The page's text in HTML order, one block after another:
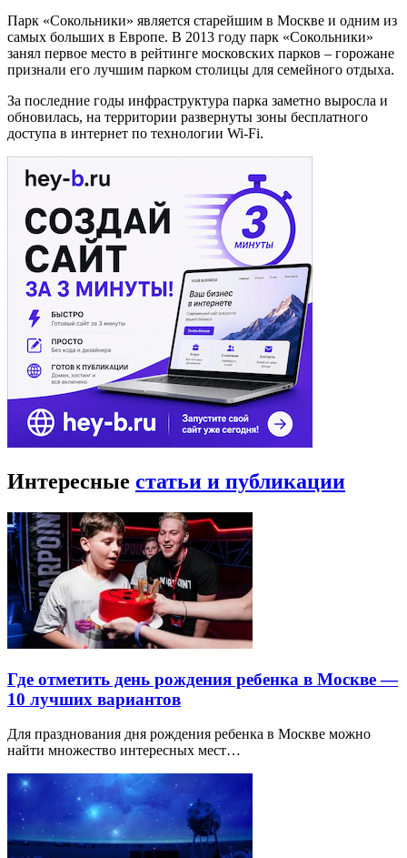
Парк «Сокольники» является старейшим в Москве и одним из
самых больших в Европе. В 2013 году парк «Сокольники»
занял первое место в рейтинге московских парков – горожане
признали его лучшим парком столицы для семейного отдыха.
За последние годы инфраструктура парка заметно выросла и
обновилась, на территории развернуты зоны бесплатного
доступа в интернет по технологии Wi-Fi.
Интересные статьи и публикации
Где отметить день рождения ребенка в Москве —
10 лучших вариантов
Для празднования дня рождения ребенка в Москве можно
найти множество интересных мест…